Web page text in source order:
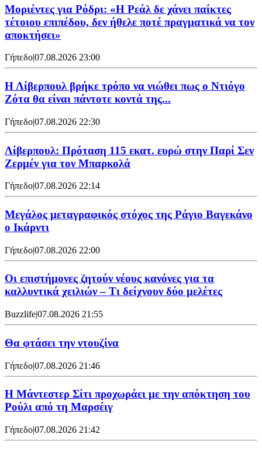
Μοριέντες για Ρόδρι: «Η Ρεάλ δε χάνει παίκτες
τέτοιου επιπέδου, δεν ήθελε ποτέ πραγματικά να τον
αποκτήσει»
Γήπεδο|07.08.2026 23:00
Η Λίβερπουλ βρήκε τρόπο να νιώθει πως ο Ντιόγο
Ζότα θα είναι πάντοτε κοντά της...
Γήπεδο|07.08.2026 22:30
Λίβερπουλ: Πρόταση 115 εκατ. ευρώ στην Παρί Σεν
Ζερμέν για τον Μπαρκολά
Γήπεδο|07.08.2026 22:14
Μεγάλος μεταγραφικός στόχος της Ράγιο Βαγεκάνο
ο Ικάρντι
Γήπεδο|07.08.2026 22:00
Οι επιστήμονες ζητούν νέους κανόνες για τα
καλλυντικά χειλιών – Τι δείχνουν δύο μελέτες
Buzzlife|07.08.2026 21:55
Θα φτάσει την ντουζίνα
Γήπεδο|07.08.2026 21:46
Η Μάντεστερ Σίτι προχωράει με την απόκτηση του
Ρούλι από τη Μαρσέιγ
Γήπεδο|07.08.2026 21:42